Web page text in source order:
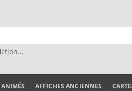
AFFICHES ANCIENNES